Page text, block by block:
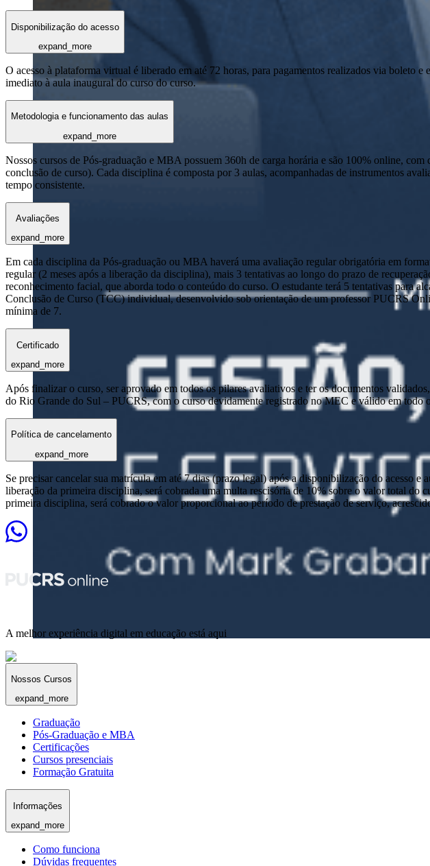
Disponibilização do acesso
expand_more
O acesso à plataforma virtual é liberado em até 72 horas, para pagamentos realizados via boleto
imediato à aula inaugural do curso do curso.
Metodologia e funcionamento das aulas
expand_more
Nossos cursos de Pós-graduação e MBA possuem 360h de carga horária e são 100% online,
conclusão de curso). Cada disciplina é composta por 3 aulas, acompanhadas de instrumentos
tempo consistente.
Avaliações
expand_more
Em cada disciplina da Pós-graduação ou MBA haverá uma avaliação regular obrigatória em
regular (2 meses após a liberação da disciplina), mais 3 tentativas ao longo do prazo de
reconhecimento facial, que aborda todo o conteúdo do curso. O estudante terá 5 tentativas para
Conclusão de Curso (TCC) individual, desenvolvido sob orientação de um professor PUCRS
mínima de 7.
Certificado
expand_more
Após finalizar o curso, ser aprovado em todos os pilares avaliativos e ter os documentos
do Rio Grande do Sul – PUCRS, com o curso devidamente registrado no MEC e válido em
Política de cancelamento
expand_more
Se precisar cancelar sua matrícula em até 7 dias (prazo legal) após a disponibilização do acesso
liberação da primeira disciplina, será cobrada uma multa rescisória de 10% sobre o valor total do
primeira disciplina, será cobrado o valor proporcional ao período de prestação de serviço,
A melhor experiência digital em educação está aqui
Nossos Cursos
expand_more
Graduação
Pós-Graduação e MBA
Certificações
Cursos presenciais
Formação Gratuita
Informações
expand_more
Como funciona
Dúvidas frequentes